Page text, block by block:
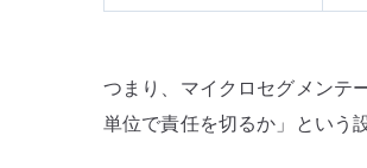
つまり、マイクロセグメンテ
単位で責任を切るか」という